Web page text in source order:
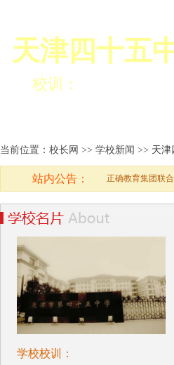
天津四十五
校训：
当前位置：校长网 >> 学校新闻 >> 天津
站内公告： 正确教育集团联
学校校训：